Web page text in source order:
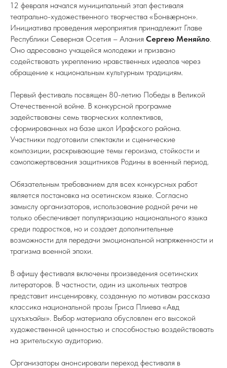
12 февраля начался муниципальный этап фестиваля
театрально-художественного творчества «Бонвæрнон».
Инициатива проведения мероприятия принадлежит Главе
Республики Северная Осетия – Алания Сергею Меняйло.
Оно адресовано учащейся молодежи и призвано
содействовать укреплению нравственных идеалов через
обращение к национальным культурным традициям.
Первый фестиваль посвящен 80-летию Победы в Великой
Отечественной войне. В конкурсной программе
задействованы семь творческих коллективов,
сформированных на базе школ Ирафского района.
Участники подготовили спектакли и сценические
композиции, раскрывающие темы героизма, стойкости и
самопожертвования защитников Родины в военный период.
Обязательным требованием для всех конкурсных работ
является постановка на осетинском языке. Согласно
замыслу организаторов, использование родной речи не
только обеспечивает популяризацию национального языка
среди подростков, но и создает дополнительные
возможности для передачи эмоциональной напряженности и
трагизма военной эпохи.
В афишу фестиваля включены произведения осетинских
литераторов. В частности, один из школьных театров
представит инсценировку, созданную по мотивам рассказа
классика национальной прозы Гриса Плиева «Авд
цухъхъайы». Выбор материала обусловлен его высокой
художественной ценностью и способностью воздействовать
на зрительскую аудиторию.
Организаторы анонсировали переход фестиваля в